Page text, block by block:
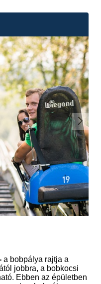
a bobpálya rajtja a
jobbra, a bobkocsi
Ebben az épületben